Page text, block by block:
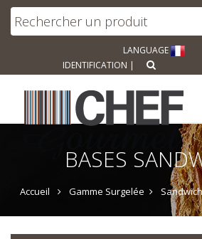
LANGUAGE
IDENTIFICATION |
BASES
Accueil Gamme Surgelée